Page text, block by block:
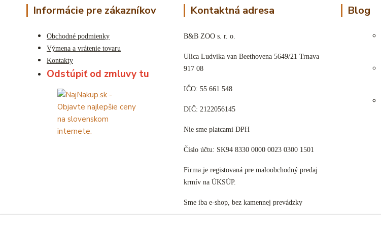
Informácie pre zákazníkov
Obchodné podmienky
Výmena a vrátenie tovaru
Kontakty
Odstúpiť od zmluvy tu
Kontaktná adresa
B&B ZOO s. r. o.
Ulica Ludvika van Beethovena 5649/21 Trnava
917 08
IČO: 55 661 548
DIČ: 2122056145
Nie sme platcami DPH
Číslo účtu: SK94 8330 0000 0023 0300 1501
Firma je registovaná pre maloobchodný predaj
krmív na ÚKSÚP.
Sme iba e-shop, bez kamennej prevádzky
Blog